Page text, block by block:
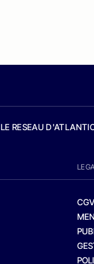
LE RESEAU
CGV